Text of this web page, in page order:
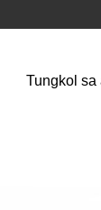
Tungkol sa